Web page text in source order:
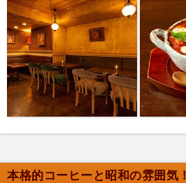
本格的コーヒーと昭和の雰囲気！